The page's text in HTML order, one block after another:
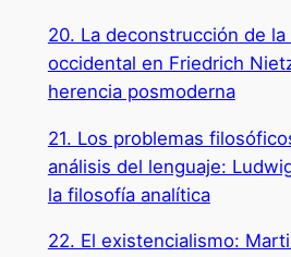
20. La deconstrucción de la
occidental en Friedrich
herencia posmoderna
21. Los problemas
análisis del lenguaje:
la filosofía analítica
22. El existencialismo: